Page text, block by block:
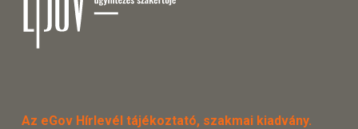
Az eGov Hírlevél tájékoztató, szakmai kiadvány.